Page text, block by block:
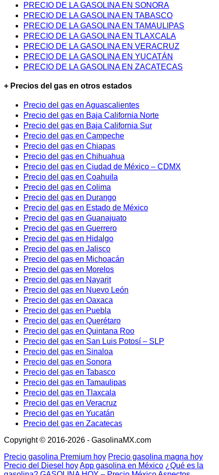
PRECIO DE LA GASOLINA EN SONORA
PRECIO DE LA GASOLINA EN TABASCO
PRECIO DE LA GASOLINA EN TAMAULIPAS
PRECIO DE LA GASOLINA EN TLAXCALA
PRECIO DE LA GASOLINA EN VERACRUZ
PRECIO DE LA GASOLINA EN YUCATÁN
PRECIO DE LA GASOLINA EN ZACATECAS
+ Precios del gas en otros estados
Precio del gas en Aguascalientes
Precio del gas en Baja California Norte
Precio del gas en Baja California Sur
Precio del gas en Campeche
Precio del gas en Chiapas
Precio del gas en Chihuahua
Precio del gas en Ciudad de México – CDMX
Precio del gas en Coahuila
Precio del gas en Colima
Precio del gas en Durango
Precio del gas en Estado de México
Precio del gas en Guanajuato
Precio del gas en Guerrero
Precio del gas en Hidalgo
Precio del gas en Jalisco
Precio del gas en Michoacán
Precio del gas en Morelos
Precio del gas en Nayarit
Precio del gas en Nuevo León
Precio del gas en Oaxaca
Precio del gas en Puebla
Precio del gas en Querétaro
Precio del gas en Quintana Roo
Precio del gas en San Luis Potosí – SLP
Precio del gas en Sinaloa
Precio del gas en Sonora
Precio del gas en Tabasco
Precio del gas en Tamaulipas
Precio del gas en Tlaxcala
Precio del gas en Veracruz
Precio del gas en Yucatán
Precio del gas en Zacatecas
Copyright © 2016-2026 - GasolinaMX.com
Precio gasolina Premium hoy Precio gasolina magna hoy
Precio del Diesel hoyApp gasolina en México ¿Qué es la